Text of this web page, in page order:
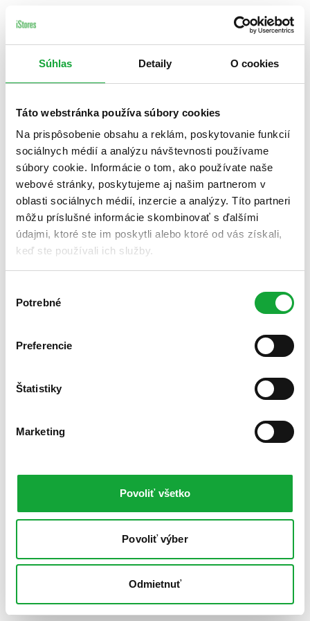
Súhlas Detaily O cookies
Táto webstránka používa súbory cookies
Na prispôsobenie obsahu a reklám, poskytovanie funkcií
sociálnych médií a analýzu návštevnosti používame
súbory cookie. Informácie o tom, ako používate naše
webové stránky, poskytujeme aj našim partnerom v
oblasti sociálnych médií, inzercie a analýzy. Títo partneri
môžu príslušné informácie skombinovať s ďalšími
údajmi, ktoré ste im poskytli alebo ktoré od vás získali,
keď ste používali ich služby.
súhlasu
Potrebné
Preferencie
Štatistiky
Marketing
Povoliť všetko
Povoliť výber
Odmietnuť